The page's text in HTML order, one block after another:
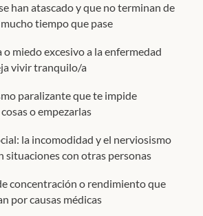
han atascado y que no terminan de
tiempo que pase
miedo excesivo a la enfermedad
vivir tranquilo/a
paralizante que te impide
o empezarlas
la incomodidad y el nerviosismo
situaciones con otras personas
concentración o rendimiento que
por causas médicas